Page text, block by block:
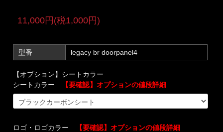
11,000円(税1,000円)
型番 legacy br doorpanel4
【オプション】シートカラー
シートカラー
【要確認】オプションの値段詳細
ロゴ・ロゴカラー 【要確認】オプションの値段詳細